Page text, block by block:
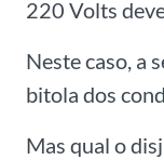
220 Volts
Neste caso, a
bitola dos
Mas qual o